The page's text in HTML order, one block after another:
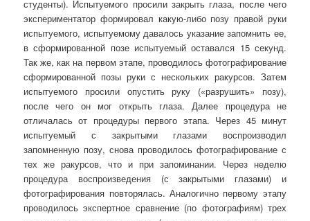
студенты). Испытуемого просили закрыть глаза, после чего
экспериментатор формировал какую-либо позу правой руки
испытуемого, испытуемому давалось указание запомнить ее,
в сформированной позе испытуемый оставался 15 секунд.
Так же, как на первом этапе, проводилось фотографирование
сформированной позы руки с нескольких ракурсов. Затем
испытуемого просили опустить руку («разрушить» позу),
после чего он мог открыть глаза. Далее процедура не
отличалась от процедуры первого этапа. Через 45 минут
испытуемый с закрытыми глазами воспроизводил
запомненную позу, снова проводилось фотографирование с
тех же ракурсов, что и при запоминании. Через неделю
процедура воспроизведения (с закрытыми глазами) и
фотографирования повторялась. Аналогично первому этапу
проводилось экспертное сравнение (по фотографиям) трех